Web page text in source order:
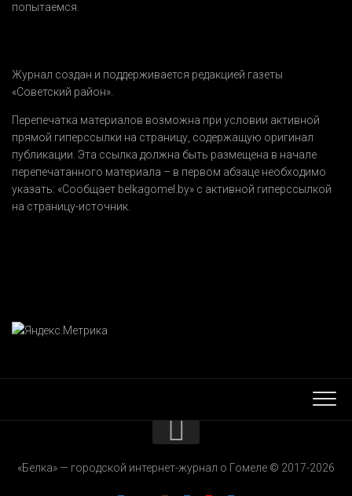
попытаемся.
Журнал создан и поддерживается редакцией газеты
«Советский район».
Перепечатка материалов возможна при условии активной
прямой гиперссылки на страницу, содержащую оригинал
публикации. Эта ссылка должна быть размещена в начале
перепечатанного материала – в первом абзаце необходимо
указать: «Сообщает belkagomel.by» с активной гиперссылкой
на страницу-источник.
РЕКЛАМОДАТЕЛЯМ
«Белка» — городской интернет-журнал о Гомеле © 2017-2026